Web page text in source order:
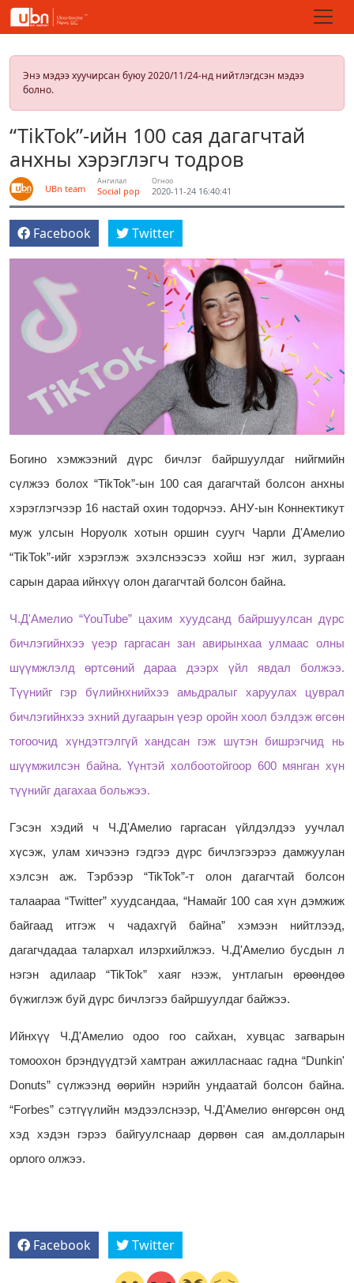
Энэ мэдээ хуучирсан буюу 2020/11/24-нд нийтлэгдсэн мэдээ
болно.
“TikTok”-ийн 100 сая дагагчтай
анхны хэрэглэгч тодров
UBn team
Ангилал
Social pop
Огноо
2020-11-24 16:40:41
Facebook Twitter
Богино хэмжээний дүрс бичлэг байршуулдаг нийгмийн
сүлжээ болох “TikTok”-ын 100 сая дагагчтай болсон анхны
хэрэглэгчээр 16 настай охин тодорчээ. АНУ-ын Коннектикут
муж улсын Норуолк хотын оршин суугч Чарли Д'Амелио
“TikTok”-ийг хэрэглэж эхэлснээсээ хойш нэг жил, зургаан
сарын дараа ийнхүү олон дагагчтай болсон байна.
Ч.Д'Амелио “YouTube” цахим хуудсанд байршуулсан дүрс
бичлэгийнхээ үеэр гаргасан зан авирынхаа улмаас олны
шүүмжлэлд өртсөний дараа дээрх үйл явдал болжээ.
Түүнийг гэр бүлийнхнийхээ амьдралыг харуулах цуврал
бичлэгийнхээ эхний дугаарын үеэр оройн хоол бэлдэж өгсөн
тогоочид хүндэтгэлгүй хандсан гэж шүтэн бишрэгчид нь
шүүмжилсэн байна. Үүнтэй холбоотойгоор 600 мянган хүн
түүнийг дагахаа больжээ.
Гэсэн хэдий ч Ч.Д'Амелио гаргасан үйлдэлдээ уучлал
хүсэж, улам хичээнэ гэдгээ дүрс бичлэгээрээ дамжуулан
хэлсэн аж. Тэрбээр “TikTok”-т олон дагагчтай болсон
талаараа “Twitter” хуудсандаа, “Намайг 100 сая хүн дэмжиж
байгаад итгэж ч чадахгүй байна” хэмээн нийтлээд,
дагагчдадаа талархал илэрхийлжээ. Ч.Д'Амелио бусдын л
нэгэн адилаар “TikTok” хаяг нээж, унтлагын өрөөндөө
бүжиглэж буй дүрс бичлэгээ байршуулдаг байжээ.
Ийнхүү Ч.Д'Амелио одоо гоо сайхан, хувцас загварын
томоохон брэндүүдтэй хамтран ажилласнаас гадна “Dunkin'
Donuts” сүлжээнд өөрийн нэрийн ундаатай болсон байна.
“Forbes” сэтгүүлийн мэдээлснээр, Ч.Д'Амелио өнгөрсөн онд
хэд хэдэн гэрээ байгуулснаар дөрвөн сая ам.долларын
орлого олжээ.
Facebook Twitter